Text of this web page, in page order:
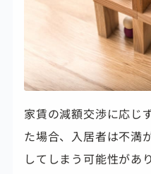
家賃の減額交渉に応じ
た場合、入居者は不満
してしまう可能性があ